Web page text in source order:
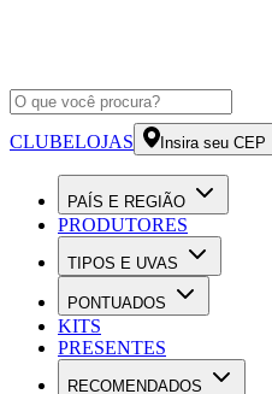
CLUBELOJAS Insira seu CEP
PAÍS E REGIÃO
PRODUTORES
TIPOS E UVAS
PONTUADOS
KITS
PRESENTES
RECOMENDADOS